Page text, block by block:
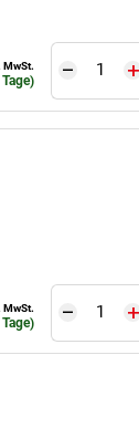
MwSt.
MwSt.